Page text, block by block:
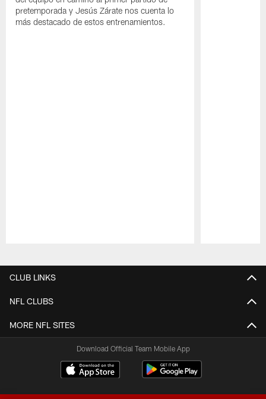
pretemporada y Jesús Zárate nos cuenta lo
más destacado de estos entrenamientos.
CLUB LINKS
NFL CLUBS
MORE NFL SITES
Download Official Team Mobile App